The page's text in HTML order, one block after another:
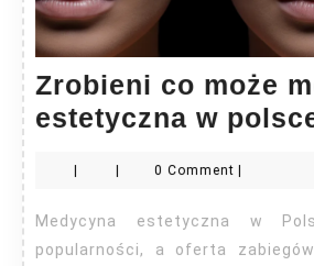
Zrobieni co może
estetyczna w
0 Comment
Medycyna estetyczna w Polsce zyskuje na
popularności, a oferta